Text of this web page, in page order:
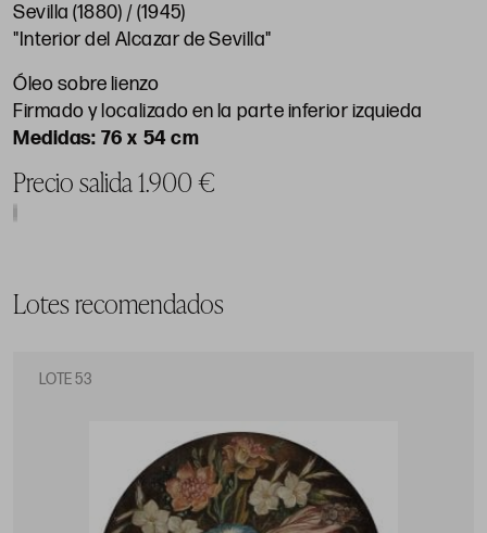
Sevilla (1880) / (1945)
"Interior del Alcazar de Sevilla"
Óleo sobre lienzo
Firmado y localizado en la parte inferior izquieda
76 x 54 cm
Precio salida 1.900 €
Lotes recomendados
LOTE 53